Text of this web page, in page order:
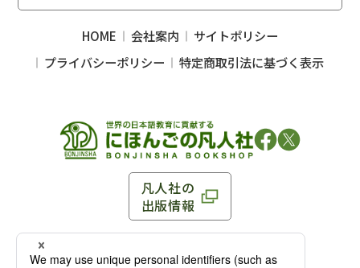
凡人社の
出版情報
〒102-0093 東京都千代田区平河町 1-3-13 8F
HOME 会社案内
サイトポリシー
プライバシーポリシー
特定商取引法に基づく表示